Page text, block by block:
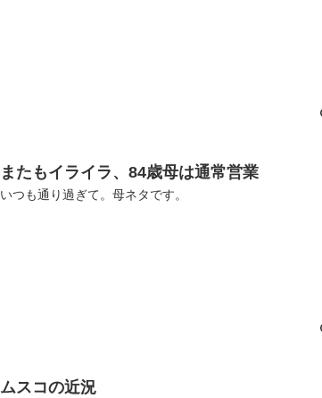
またもイライラ、84歳母は通常営業
いつも通り過ぎて。母ネタです。
ムスコの近況